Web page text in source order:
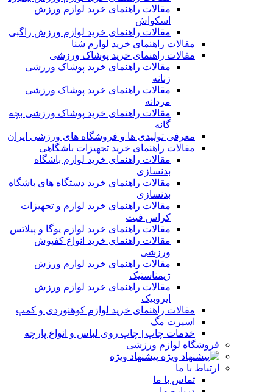
مقالات راهنمای خرید لوازم ورزش
اسکواش
مقالات راهنمای خرید لوازم ورزش راگبی
مقالات راهنمای خرید لوازم شنا
مقالات راهنمای خرید پوشاک ورزشی
مقالات راهنمای خرید پوشاک ورزشی
زنانه
مقالات راهنمای خرید پوشاک ورزشی
مردانه
مقالات راهنمای خرید پوشاک ورزشی بچه
گانه
معرفی تولیدی ها و فروشگاه های ورزشی ایران
مقالات راهنمای خرید تجهیزات باشگاهی
مقالات راهنمای خرید لوازم باشگاه
بدنسازی
مقالات راهنمای خرید دستگاه های باشگاه
بدنسازی
مقالات راهنمای خرید لوازم و تجهیزات
کراس فیت
مقالات راهنمای خرید لوازم یوگا و پیلاتس
مقالات راهنمای خرید انواع کفپوش
ورزشی
مقالات راهنمای خرید لوازم ورزش
ژیمناستیک
مقالات راهنمای خرید لوازم ورزش
ایروبیک
مقالات راهنمای خرید لوازم کوهنوردی و کمپ
اسپرت مگ
خدمات چاپ | چاپ روی لباس و انواع پارچه
فروشگاه لوازم ورزشی
پیشنهاد ویژه
ارتباط با ما
تماس با ما